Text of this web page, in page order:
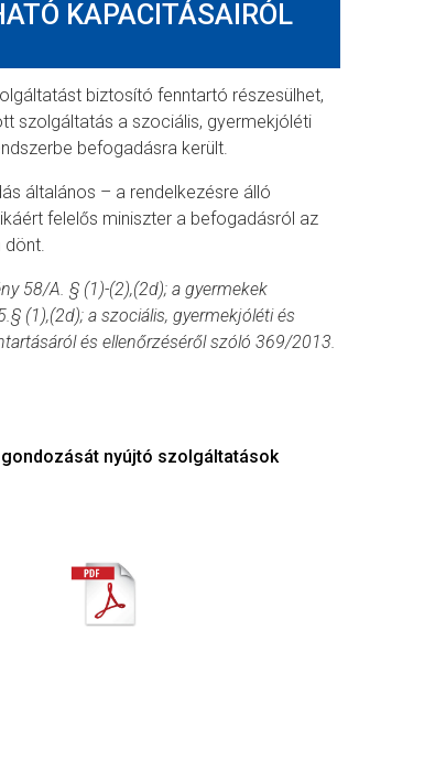
KAPACITÁSAIRÓL
biztosító fenntartó részesülhet,
szolgáltatás a szociális, gyermekjóléti
befogadásra került.
általános – a rendelkezésre álló
felelős miniszter a befogadásról az
58/A. § (1)-(2),(2d); a gyermekek
(1),(2d); a szociális, gyermekjóléti és
és ellenőrzéséről szóló 369/2013.
nyújtó szolgáltatások